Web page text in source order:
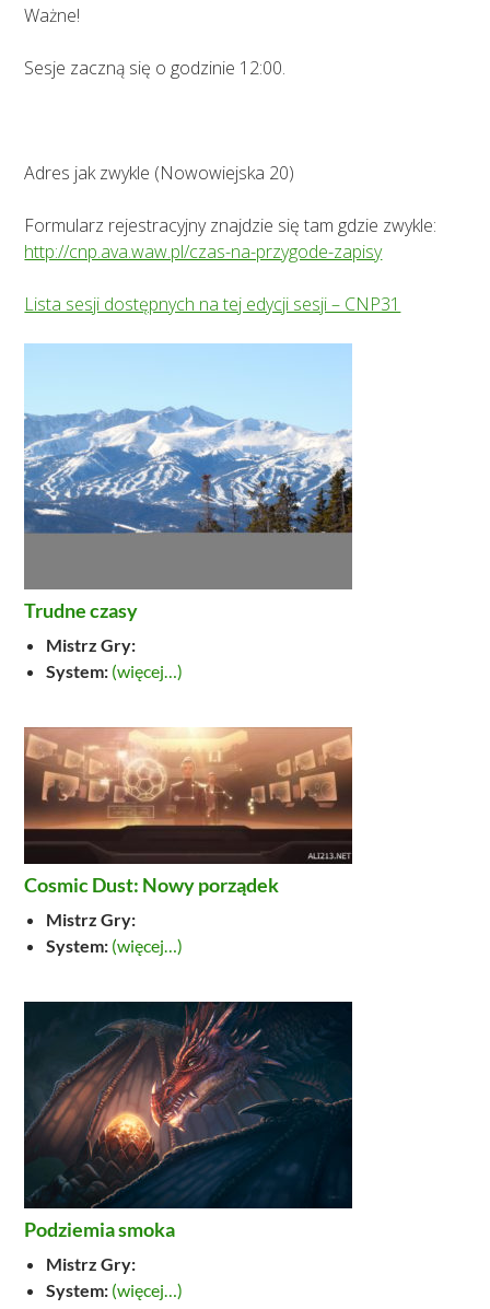
Ważne!
Sesje zaczną się o godzinie 12:00.
Adres jak zwykle (Nowowiejska 20)
Formularz rejestracyjny znajdzie się tam gdzie zwykle:
http://cnp.ava.waw.pl/czas-na-przygode-zapisy
Lista sesji dostępnych na tej edycji sesji – CNP31
Trudne czasy
Mistrz Gry:
System: (więcej…)
Cosmic Dust: Nowy porządek
Mistrz Gry:
System: (więcej…)
Podziemia smoka
Mistrz Gry:
System: (więcej…)